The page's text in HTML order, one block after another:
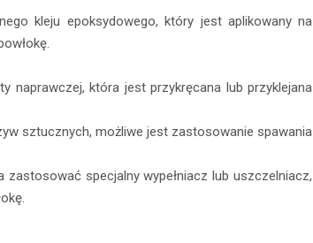
kleju epoksydowego, który jest aplikowany na
naprawczej, która jest przykręcana lub przyklejana
sztucznych, możliwe jest zastosowanie spawania
zastosować specjalny wypełniacz lub uszczelniacz,